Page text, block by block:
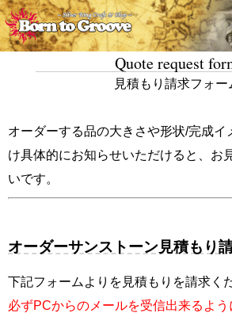
Quote request
見積もり請求フォー
オーダーする品の大きさや形状/完成イ
け具体的にお知らせいただけると、お
いです。
オーダーサンストーン見積もり
下記フォームよりを見積もりを請求く
必ずPCからのメールを受信出来るよう